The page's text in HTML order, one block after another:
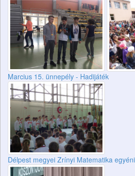
Marcius 15. ünnepély - Hadijáték
Délpest megyei Zrínyi Matematika